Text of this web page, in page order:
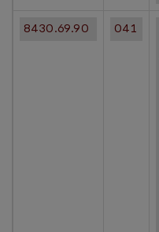
8430.69.90 041